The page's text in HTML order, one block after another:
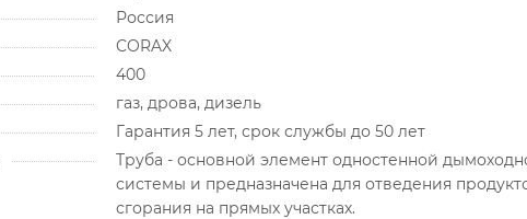
Россия
CORAX
400
газ, дрова, дизель
Гарантия 5 лет, срок службы до 50 лет
Труба - основной элемент одностенной
системы и предназначена для отведения
сгорания на прямых участках.